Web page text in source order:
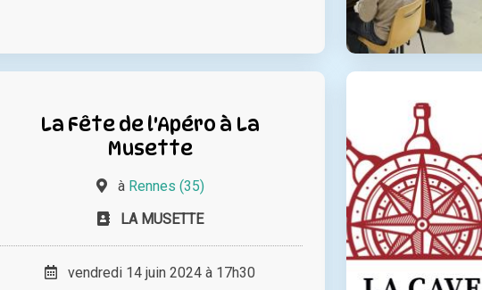
La Fête de l'Apéro à La
Musette
à Rennes (35)
LA MUSETTE
vendredi 14 juin 2024 à 17h30